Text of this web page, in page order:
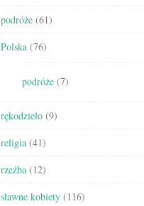
podróże (61)
Polska (76)
podróże (7)
rękodzieło (9)
religia (41)
rzeźba (12)
sławne kobiety (116)